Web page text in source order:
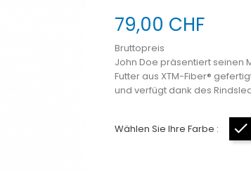
79,00 CHF
Bruttopreis
John Doe präsentiert seinen
Futter aus XTM-Fiber®
und verfügt dank des
Wählen Sie Ihre Farbe :